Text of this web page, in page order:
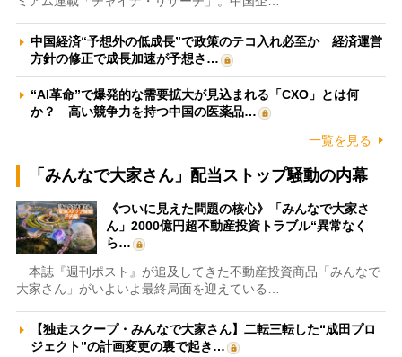
中国経済“予想外の低成長”で政策のテコ入れ必至か 経済運営
方針の修正で成長加速が予想さ…
“AI革命”で爆発的な需要拡大が見込まれる「CXO」とは何
か？ 高い競争力を持つ中国の医薬品…
一覧を見る
「みんなで大家さん」配当ストップ騒動の内幕
《ついに見えた問題の核心》「みんなで大家さ
ん」2000億円超不動産投資トラブル“異常なく
ら…
本誌『週刊ポスト』が追及してきた不動産投資商品「みんなで
大家さん」がいよいよ最終局面を迎えている…
【独走スクープ・みんなで大家さん】二転三転した“成田プロ
ジェクト”の計画変更の裏で起き…